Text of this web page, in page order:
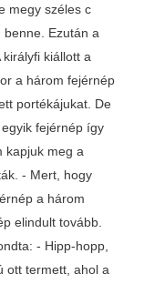
megy széles c
Ezután a
kiállott a
a három fejérnép
portékájukat. De
fejérnép így
kapjuk meg a
- Mert, hogy
a három
elindult tovább.
- Hipp-hopp,
ott termett, ahol a